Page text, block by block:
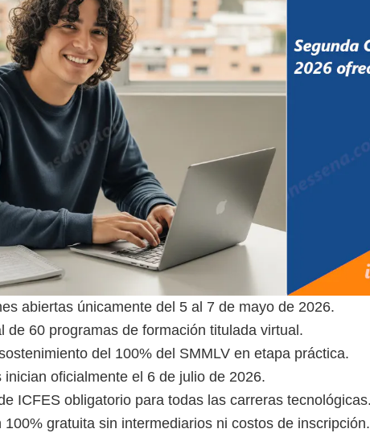
abiertas únicamente del 5 al 7 de mayo de 2026.
de 60 programas de formación titulada virtual.
del 100% del SMMLV en etapa práctica.
inician oficialmente el 6 de julio de 2026.
ICFES obligatorio para todas las carreras tecnológicas.
100% gratuita sin intermediarios ni costos de inscripción.